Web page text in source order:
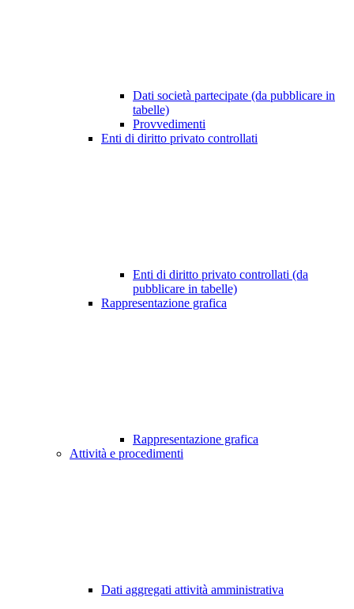
Dati società partecipate (da pubblicare in
tabelle)
Provvedimenti
Enti di diritto privato controllati
Enti di diritto privato controllati (da
pubblicare in tabelle)
Rappresentazione grafica
Rappresentazione grafica
Attività e procedimenti
Dati aggregati attività amministrativa